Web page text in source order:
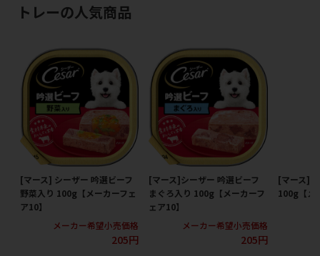
トレーの人気商品
[マース] シーザー 吟選ビーフ
野菜入り 100g【メーカーフェ
ア10】
メーカー希望小売価格
205円
[マース]シーザー 吟選ビーフ
まぐろ入り 100g【メーカーフ
ェア10】
メーカー希望小売価格
205円
[マース]
100g【メ